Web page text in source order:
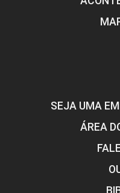
SEJA UMA
ÁREA